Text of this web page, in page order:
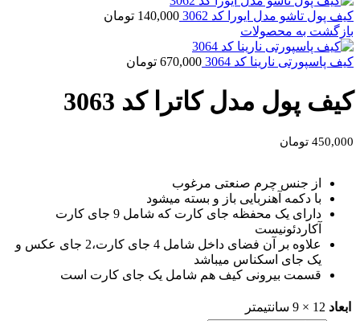
کیف پول تاشو مدل ایورا کد 3062 140,000 تومان
بازگشت به محصولات
کیف پاسپورتی نارینا کد 3064 670,000 تومان
کیف پول مدل کاترا کد 3063
450,000 تومان
از جنس چرم صنعتی مرغوب
با دکمه آهنربایی باز و بسته میشود
دارای یک محفظه جای کارت که شامل 9 جای کارت
آکاردئونیست
علاوه بر آن فضای داخل شامل 4 جای کارت،2 جای عکس و
یک جای اسکناس میباشد
قسمت بیرونی کیف هم شامل یک جای کارت است
ابعاد 12 × 9 سانتیمتر